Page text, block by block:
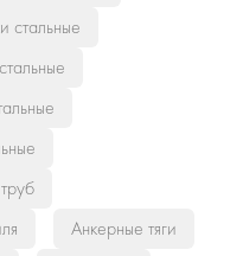
стальные
Анкерные тяги